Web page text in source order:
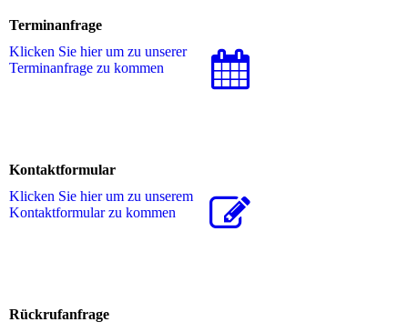
Terminanfrage
Klicken Sie hier um zu unserer
Terminanfrage zu kommen
Kontaktformular
Klicken Sie hier um zu unserem
Kon­takt­for­mu­lar zu kommen
Rückrufanfrage